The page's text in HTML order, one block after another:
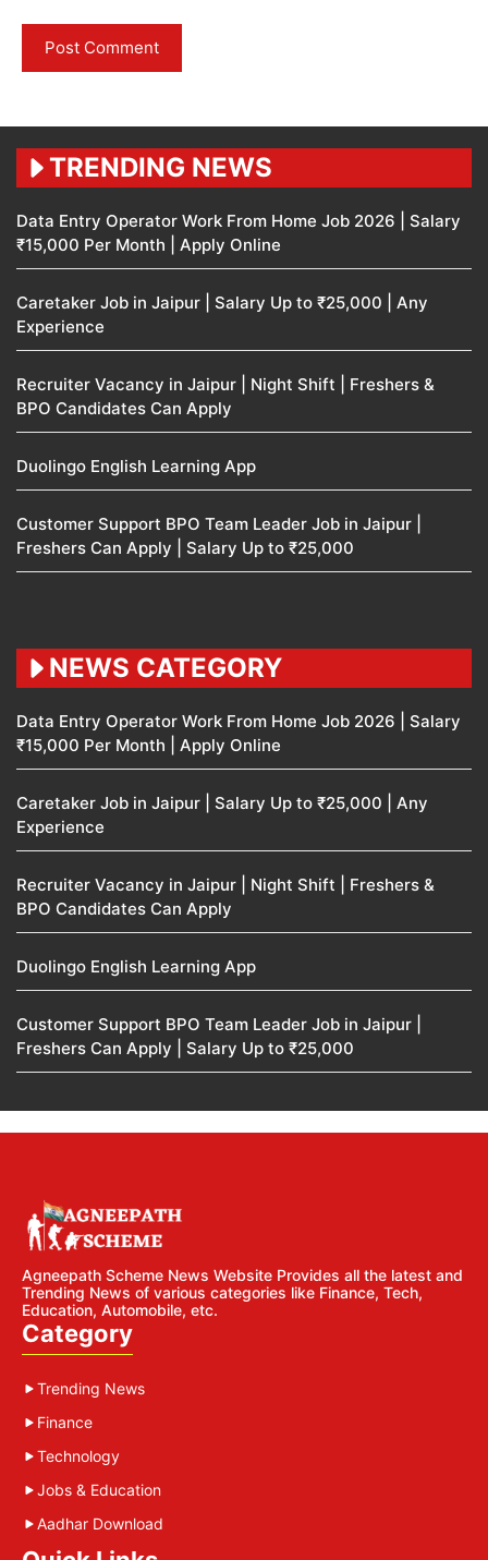
TRENDING NEWS
Data Entry Operator Work From Home Job 2026 | Salary
₹15,000 Per Month | Apply Online
Caretaker Job in Jaipur | Salary Up to ₹25,000 | Any
Experience
Recruiter Vacancy in Jaipur | Night Shift | Freshers &
BPO Candidates Can Apply
Duolingo English Learning App
Customer Support BPO Team Leader Job in Jaipur |
Freshers Can Apply | Salary Up to ₹25,000
NEWS CATEGORY
Data Entry Operator Work From Home Job 2026 | Salary
₹15,000 Per Month | Apply Online
Caretaker Job in Jaipur | Salary Up to ₹25,000 | Any
Experience
Recruiter Vacancy in Jaipur | Night Shift | Freshers &
BPO Candidates Can Apply
Duolingo English Learning App
Customer Support BPO Team Leader Job in Jaipur |
Freshers Can Apply | Salary Up to ₹25,000
Agneepath Scheme News Website Provides all the latest and
Trending News of various categories like Finance, Tech,
Education, Automobile, etc.
Category
Trending News
Finance
Technology
Jobs & Education
Aadhar Download